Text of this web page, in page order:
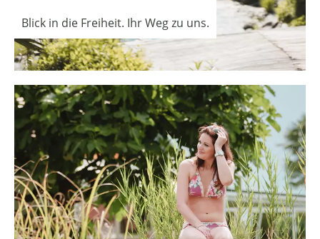
Blick in die Freiheit. Ihr Weg zu uns.